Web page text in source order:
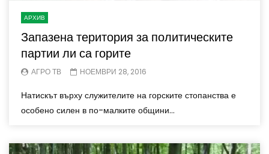
АРХИВ
Запазена територия за политическите
партии ли са горите
АГРО ТВ НОЕМВРИ 28, 2016
Натискът върху служителите на горските стопанства е
особено силен в по-малките общини...